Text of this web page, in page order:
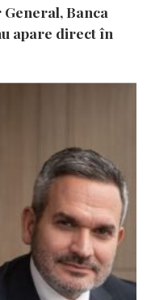
Banca
apare direct în